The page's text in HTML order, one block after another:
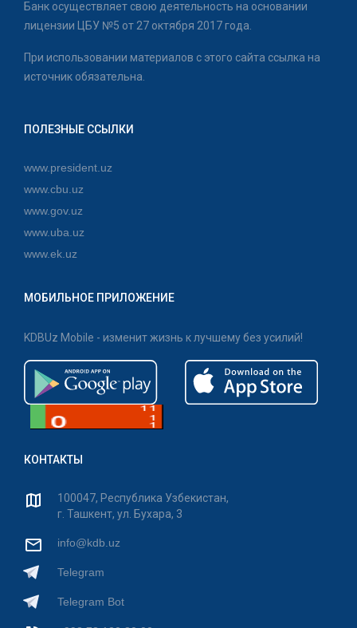
Банк осуществляет свою деятельность на основании
лицензии ЦБУ №5 от 27 октября 2017 года.
При использовании материалов с этого сайта ссылка на
источник обязательна.
ПОЛЕЗНЫЕ ССЫЛКИ
www.president.uz
www.cbu.uz
www.gov.uz
www.uba.uz
www.ek.uz
МОБИЛЬНОЕ ПРИЛОЖЕНИЕ
KDBUz Mobile - изменит жизнь к лучшему без усилий!
КОНТАКТЫ
100047, Республика Узбекистан,
г. Ташкент, ул. Бухара, 3
info@kdb.uz
Telegram
Telegram Bot